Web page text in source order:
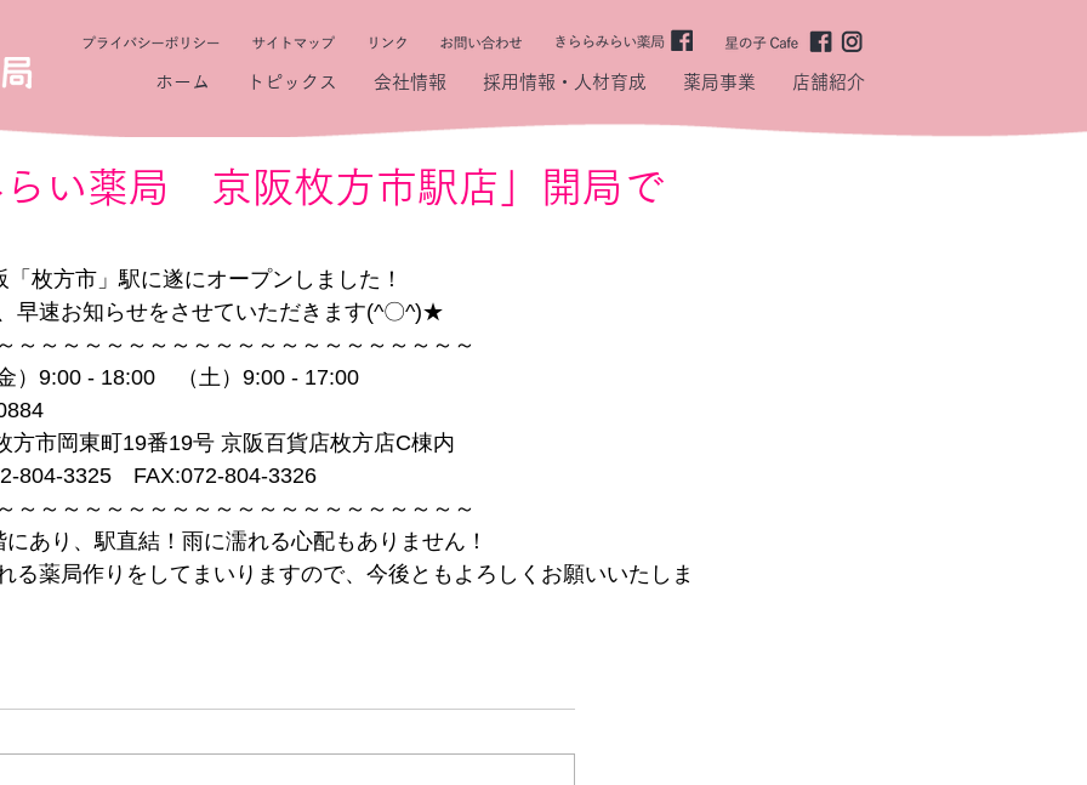
ホーム トピックス 会社情報 採用情報・人材育成 薬局事業 店舗紹介
らい薬局 京阪枚方市駅店」開局で
枚方市」駅に遂にオープンしました！
早速お知らせをさせていただきます(^〇^)★
～～～～～～～～～～～～～～～～～～～～～
）9:00 - 18:00　（土）9:00 - 17:00
町19番19号 京阪百貨店枚方店C棟内
804-3325　FAX:072-804-3326
～～～～～～～～～～～～～～～～～～～～～
あり、駅直結！雨に濡れる心配もありません！
る薬局作りをしてまいりますので、今後ともよろしくお願いいたしま